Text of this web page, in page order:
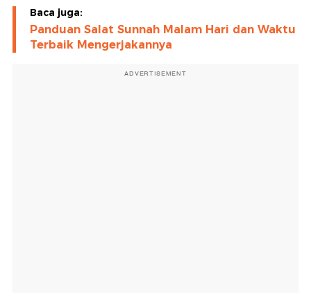
Baca juga:
Panduan Salat Sunnah Malam Hari dan Waktu
Terbaik Mengerjakannya
ADVERTISEMENT